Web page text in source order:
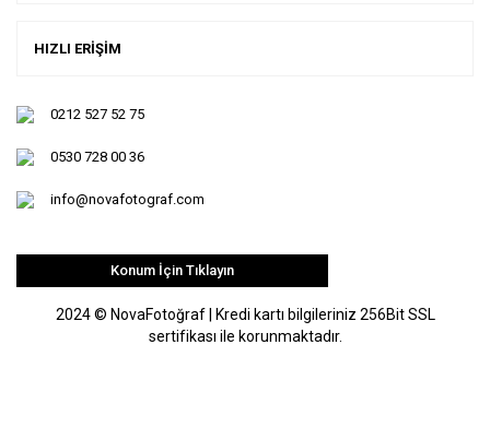
HIZLI ERİŞİM
0212 527 52 75
0530 728 00 36
info@novafotograf.com
Konum İçin Tıklayın
2024 © NovaFotoğraf | Kredi kartı bilgileriniz 256Bit SSL
sertifikası ile korunmaktadır.